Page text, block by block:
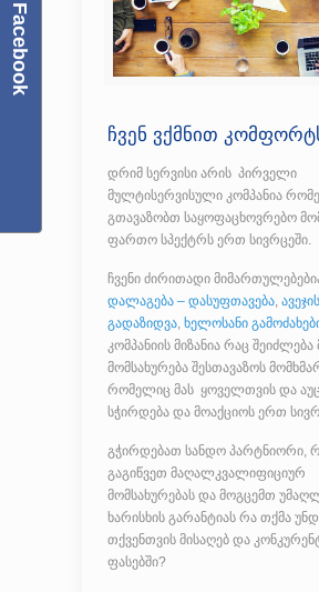
ჩვენ ვქმნით
დრიმ სერვისი არის პირველი
მულტისერვისული კომპანია
გთავაზობთ საყოფაცხოვრებო
ფართო სპექტრს ერთ სივრცეში.
ჩვენი ძირითადი
დალაგება – დასუფთავება, ავეჯის
გადაზიდვა, ხელოსანი
კომპანიის მიზანია რაც შეიძლება
მომსახურება შესთავაზოს
რომელიც მას ყოველთვის და
სჭირდება და მოაქციოს ერთ
გჭირდებათ სანდო პარტნიორი,
გაგიწვეთ მაღალკვალიფიციურ
მომსახურებას და მოგცემთ
ხარისხის გარანტიას რა თქმა
თქვენთვის მისაღებ და
ფასებში?
Facebook